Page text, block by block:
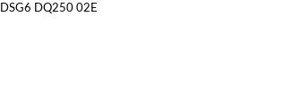
DSG6 DQ250 02E